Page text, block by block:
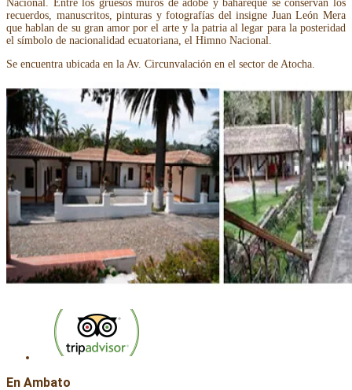
Nacional. Entre los gruesos muros de adobe y bahareque se conservan los
recuerdos, manuscritos, pinturas y fotografías del insigne Juan León Mera
que hablan de su gran amor por el arte y la patria al legar para la posteridad
el símbolo de nacionalidad ecuatoriana, el Himno Nacional.
Se encuentra ubicada en la Av. Circunvalación en el sector de Atocha.
En Ambato